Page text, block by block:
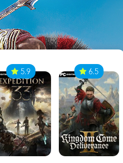
5.9 6.5